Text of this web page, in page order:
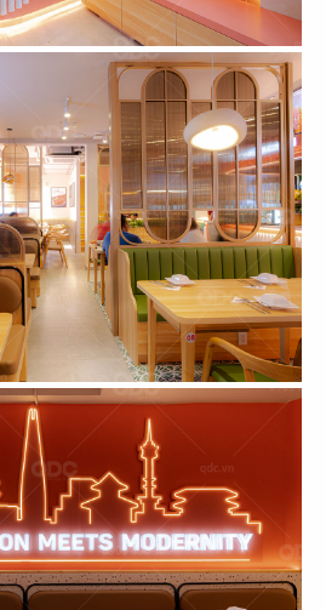
122
LEKAO'S COFFEE
CN Bến Tre
124
KING COFFEE
CN Bạc liêu